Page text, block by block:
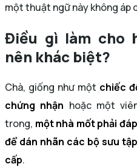
một thuật ngữ này không áp
Điều gì làm cho
nên khác biệt?
Chà, giống như một chiếc
chứng nhận hoặc một
trong, một nhà mốt phải
để dán nhãn các bộ sưu
cấp.